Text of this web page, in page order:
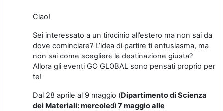
Ciao!
Sei interessato a un tirocinio all’estero ma non sai da
dove cominciare? L’idea di partire ti entusiasma, ma
non sai come scegliere la destinazione giusta?
Allora gli eventi GO GLOBAL sono pensati proprio per
te!
Dal 28 aprile al 9 maggio (Dipartimento di Scienza
dei Materiali: mercoledì 7 maggio alle